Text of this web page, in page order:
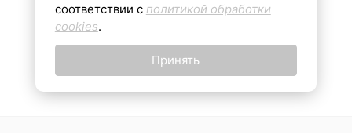
16+
соответствии с политикой обработки
cookies.
Принять